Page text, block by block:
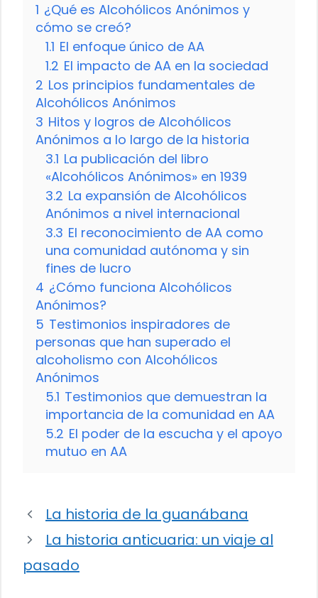
1 ¿Qué es Alcohólicos Anónimos y
cómo se creó?
1.1 El enfoque único de AA
1.2 El impacto de AA en la sociedad
2 Los principios fundamentales de
Alcohólicos Anónimos
3 Hitos y logros de Alcohólicos
Anónimos a lo largo de la historia
3.1 La publicación del libro
«Alcohólicos Anónimos» en 1939
3.2 La expansión de Alcohólicos
Anónimos a nivel internacional
3.3 El reconocimiento de AA como
una comunidad autónoma y sin
fines de lucro
4 ¿Cómo funciona Alcohólicos
Anónimos?
5 Testimonios inspiradores de
personas que han superado el
alcoholismo con Alcohólicos
Anónimos
5.1 Testimonios que demuestran la
importancia de la comunidad en AA
5.2 El poder de la escucha y el apoyo
mutuo en AA
La historia de la guanábana
La historia anticuaria: un viaje al
pasado